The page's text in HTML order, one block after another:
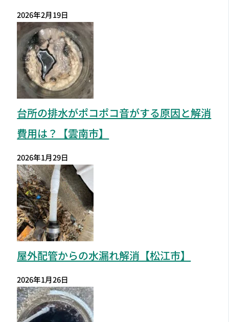
2026年2月19日
台所の排水がポコポコ音がする原因と解消
費用は？【雲南市】
2026年1月29日
屋外配管からの水漏れ解消【松江市】
2026年1月26日